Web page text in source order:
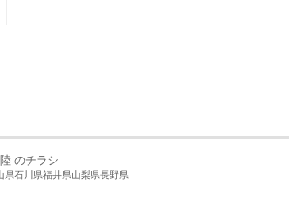
のチラシ
県石川県福井県山梨県長野県